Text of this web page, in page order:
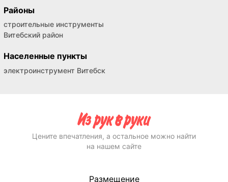
Районы
строительные инструменты
Витебский район
Населенные пункты
электроинструмент Витебск
Цените впечатления, а остальное можно найти
на нашем сайте
Размещение